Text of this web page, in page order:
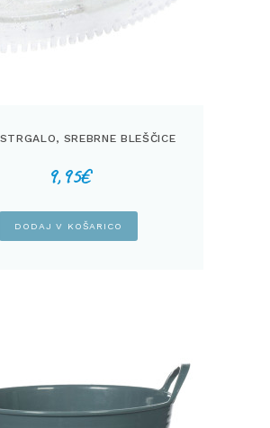
SREBRNE BLEŠČICE
9,95€
DODAJ V KOŠARICO